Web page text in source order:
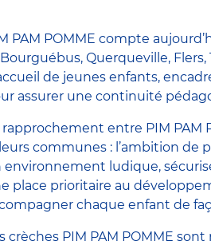
PAM POMME compte
Bourguébus, Querqueville,
de jeunes enfants,
assurer une continuité
rapprochement entre PIM PAM
communes : l’ambition de
environnement ludique,
place prioritaire au
chaque enfant de
crèches PIM PAM POMME